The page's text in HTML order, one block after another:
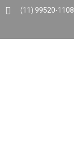
(11) 99520-1108